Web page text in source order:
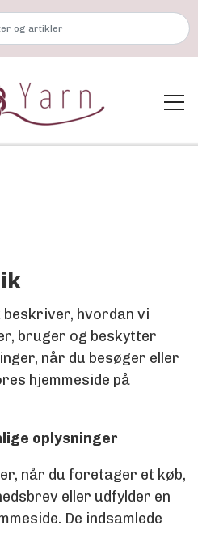
OM
hvordan vi
bruger og beskytter
når du besøger eller
hjemmeside på
oplysninger
når du foretager et køb,
eller udfylder en
De indsamlede